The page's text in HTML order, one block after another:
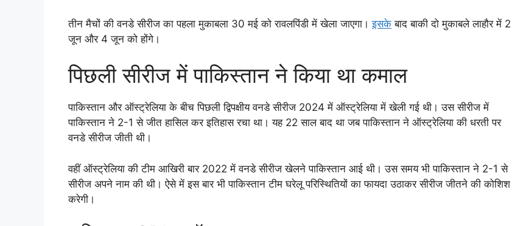
तीन मैचों की वनडे सीरीज का पहला मुकाबला 30 मई को रावलपिंडी में खेला जाएगा।इसके बाद बाकी दो मुकाबले लाहौर में 2
जून और 4 जून को होंगे।
पिछली सीरीज में पाकिस्तान ने किया था कमाल
पाकिस्तान और ऑस्ट्रेलिया के बीच पिछली द्विपक्षीय वनडे सीरीज 2024 में ऑस्ट्रेलिया में खेली गई थी। उस सीरीज में
पाकिस्तान ने 2-1 से जीत हासिल कर इतिहास रचा था। यह 22 साल बाद था जब पाकिस्तान ने ऑस्ट्रेलिया की धरती पर
वनडे सीरीज जीती थी।
वहीं ऑस्ट्रेलिया की टीम आखिरी बार 2022 में वनडे सीरीज खेलने पाकिस्तान आई थी। उस समय भी पाकिस्तान ने 2-1 से
सीरीज अपने नाम की थी। ऐसे में इस बार भी पाकिस्तान टीम घरेलू परिस्थितियों का फायदा उठाकर सीरीज जीतने की कोशिश
करेगी।